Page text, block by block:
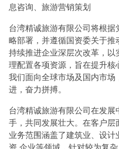
息咨询、旅游营销策划
台湾精诚旅游有限公司将根
略部署，并遵循国资委关于
持续推进企业深层次改革，
理配置各项资源，旨在提升核
我们面向全球市场及国内市
进，奋力拼搏。
台湾精诚旅游有限公司在发
手，共同发展壮大。在客户层
业务范围涵盖了建筑业、设